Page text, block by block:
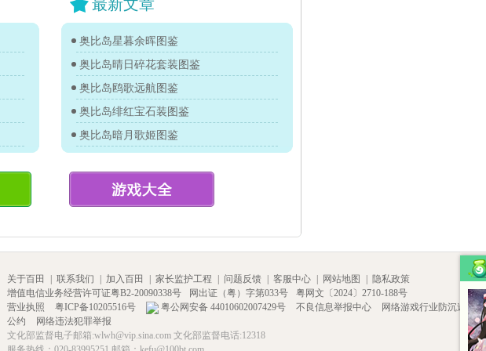
最新文章
奥比岛星暮余晖图鉴
奥比岛晴日碎花套装图鉴
奥比岛鸥歌远航图鉴
奥比岛绯红宝石装图鉴
奥比岛暗月歌姬图鉴
关于百田 | 联系我们 | 加入百田 | 家长监护工程 | 问题反馈 | 客服中心 | 网站地图 | 隐私政策
增值电信业务经营许可证粤B2-20090338号
网出证（粤）字第033号
粤网文〔2024〕2710-188号
营业执照
粤ICP备10205516号 粤公网安备 44010602007429号 不良信息举报中心
网络游戏行业防沉迷自律
公约
网络违法犯罪举报
文化部监督电子邮箱:wlwh@vip.sina.com 文化部监督电话:12318